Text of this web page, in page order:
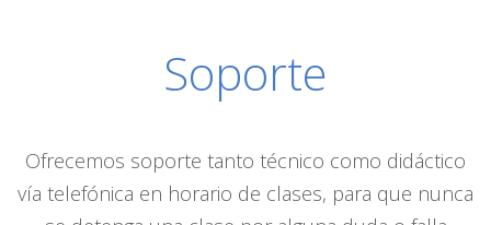
Soporte
Ofrecemos soporte tanto técnico como didáctico
vía telefónica en horario de clases, para que nunca